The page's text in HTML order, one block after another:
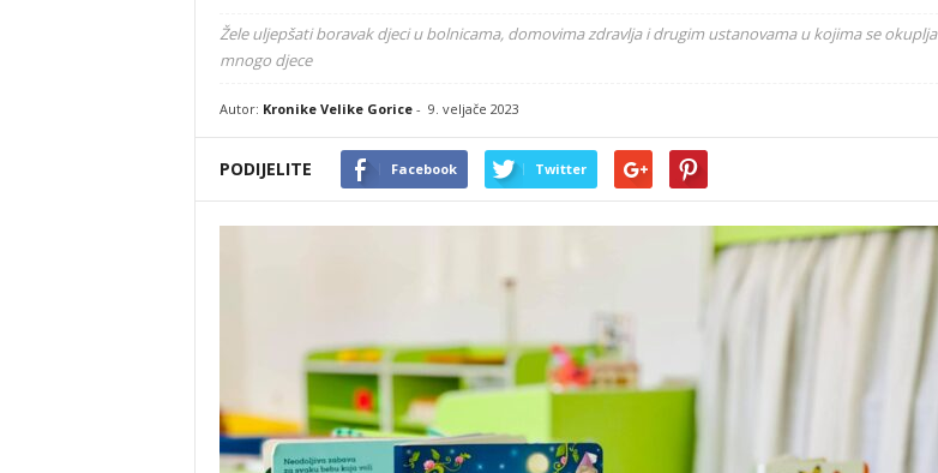
Žele uljepšati boravak djeci u bolnicama, domovima zdravlja i drugim ustanovama u kojima se okuplja
mnogo djece
Autor: Kronike Velike Gorice- 9. veljače 2023
PODIJELITE Facebook Twitter